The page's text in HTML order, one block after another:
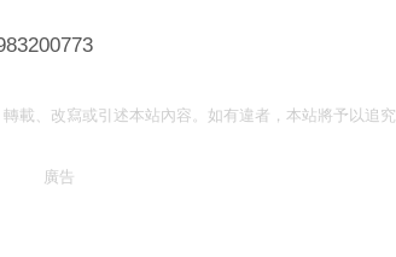
載、改寫或引述本站內容。如有違者，本站將予以追究
廣告